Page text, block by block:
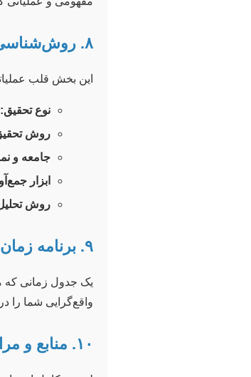
۸. روش‌شناسی پژوهش: چگونه به پاسخ می‌رسید؟
این بخش قلب
نوع تحقیق:
روش
جامعه و
ابزار
روش
۹. برنامه زمان‌بندی (گانت چارت)
یک جدول زمانی که
واقع‌گرایی شما را
۱۰. منابع و مراجع